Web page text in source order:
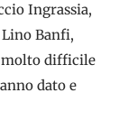
Ingrassia,
Banfi,
molto difficile
dato e